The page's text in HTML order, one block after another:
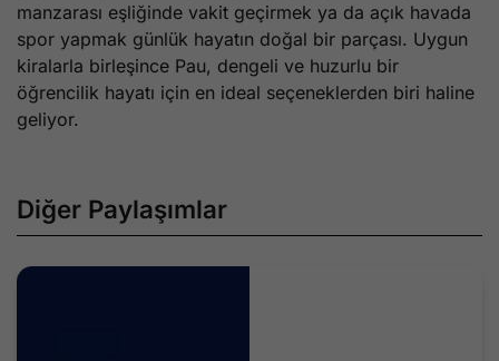
manzarası eşliğinde vakit geçirmek ya da açık havada
spor yapmak günlük hayatın doğal bir parçası. Uygun
kiralarla birleşince Pau, dengeli ve huzurlu bir
öğrencilik hayatı için en ideal seçeneklerden biri haline
geliyor.
Diğer Paylaşımlar